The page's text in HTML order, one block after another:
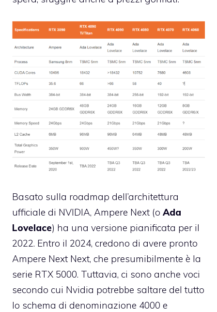
Basato sulla roadmap dell’architettura
ufficiale di NVIDIA, Ampere Next (o Ada
Lovelace) ha una versione pianificata per il
2022. Entro il 2024, credono di avere pronto
Ampere Next Next, che presumibilmente è la
serie RTX 5000. Tuttavia, ci sono anche voci
secondo cui Nvidia potrebbe saltare del tutto
lo schema di denominazione 4000 e